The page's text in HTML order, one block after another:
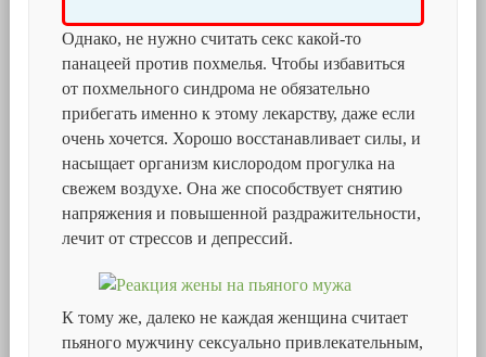
Однако, не нужно считать секс какой-то
панацеей против похмелья. Чтобы избавиться
от похмельного синдрома не обязательно
прибегать именно к этому лекарству, даже если
очень хочется. Хорошо восстанавливает силы, и
насыщает организм кислородом прогулка на
свежем воздухе. Она же способствует снятию
напряжения и повышенной раздражительности,
лечит от стрессов и депрессий.
К тому же, далеко не каждая женщина считает
пьяного мужчину сексуально привлекательным,